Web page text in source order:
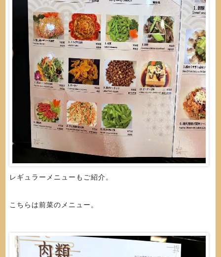
レギュラーメニューもご紹介。
こちらは前菜のメニュー。